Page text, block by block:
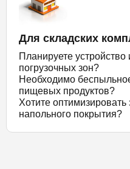
Для складских
Планируете устройство
погрузочных зон?
Необходимо
пищевых продуктов?
Хотите
напольного покрытия?